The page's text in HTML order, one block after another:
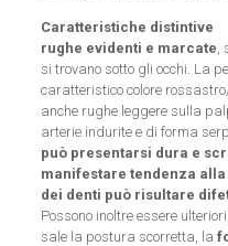
Caratteristiche distintive
rughe evidenti e marcate
si trovano sotto gli occhi. La
caratteristico colore
anche rughe leggere sulla
arterie indurite e di forma
può presentarsi dura e
manifestare tendenza
dei denti può risultare
Possono inoltre essere
sale la postura scorretta, la